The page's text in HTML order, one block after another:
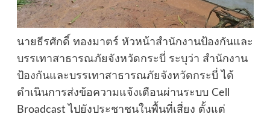
นายธีรศักดิ์ ทองมาตร์ หัวหน้าสำนักงานป้องกันและ
บรรเทาสาธารณภัยจังหวัดกระบี่ ระบุว่า สำนักงาน
ป้องกันและบรรเทาสาธารณภัยจังหวัดกระบี่ ได้
ดำเนินการส่งข้อความแจ้งเตือนผ่านระบบ Cell
Broadcast ไปยังประชาชนในพื้นที่เสี่ยง ตั้งแต่